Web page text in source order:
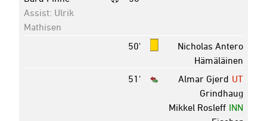
Assist: Ulrik
Mathisen
50'
Nicholas Antero
Hämäläinen
51'
UT
Almar Gjerd
Grindhaug
INN
Mikkel Rosleff